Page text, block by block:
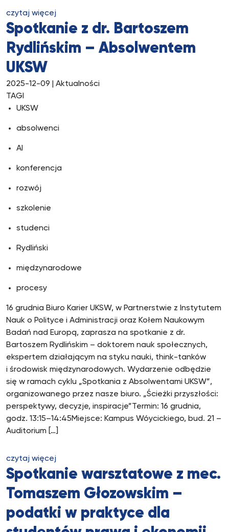
czytaj więcej
Spotkanie z dr. Bartoszem
Rydlińskim – Absolwentem
UKSW
2025-12-09 | Aktualności
TAGI
UKSW
absolwenci
AI
konferencja
rozwój
szkolenie
studenci
Rydliński
międzynarodowe
procesy
16 grudnia Biuro Karier UKSW, w Partnerstwie z Instytutem
Nauk o Polityce i Administracji oraz Kołem Naukowym
Badań nad Europą, zaprasza na spotkanie z dr.
Bartoszem Rydlińskim – doktorem nauk społecznych,
ekspertem działającym na styku nauki, think-tanków
i środowisk międzynarodowych. Wydarzenie odbędzie
się w ramach cyklu „Spotkania z Absolwentami UKSW”,
organizowanego przez nasze biuro. „Ścieżki przyszłości:
perspektywy, decyzje, inspiracje”Termin: 16 grudnia,
godz. 13:15–14:45Miejsce: Kampus Wóycickiego, bud. 21 –
Auditorium […]
czytaj więcej
Spotkanie warsztatowe z mec.
Tomaszem Głozowskim –
podatki w praktyce dla